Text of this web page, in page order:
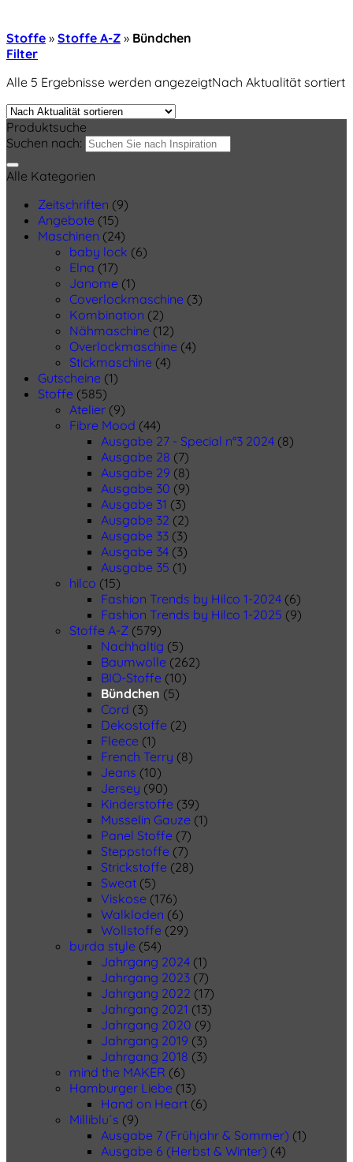
Stoffe » Stoffe A-Z » Bündchen
Filter
Alle 5 Ergebnisse werden angezeigtNach Aktualität sortiert
Produktsuche
Suchen nach:
Alle Kategorien
Zeitschriften (9)
Angebote (15)
Maschinen (24)
baby lock (6)
Elna (17)
Janome (1)
Coverlockmaschine (3)
Kombination (2)
Nähmaschine (12)
Overlockmaschine (4)
Stickmaschine (4)
Gutscheine (1)
Stoffe (585)
Atelier (9)
Fibre Mood (44)
Ausgabe 27 - Special n°3 2024 (8)
Ausgabe 28 (7)
Ausgabe 29 (8)
Ausgabe 30 (9)
Ausgabe 31 (3)
Ausgabe 32 (2)
Ausgabe 33 (3)
Ausgabe 34 (3)
Ausgabe 35 (1)
hilco (15)
Fashion Trends by Hilco 1-2024 (6)
Fashion Trends by Hilco 1-2025 (9)
Stoffe A-Z (579)
Nachhaltig (5)
Baumwolle (262)
BIO-Stoffe (10)
Bündchen (5)
Cord (3)
Dekostoffe (2)
Fleece (1)
French Terry (8)
Jeans (10)
Jersey (90)
Kinderstoffe (39)
Musselin Gauze (1)
Panel Stoffe (7)
Steppstoffe (7)
Strickstoffe (28)
Sweat (5)
Viskose (176)
Walkloden (6)
Wollstoffe (29)
burda style (54)
Jahrgang 2024 (1)
Jahrgang 2023 (7)
Jahrgang 2022 (17)
Jahrgang 2021 (13)
Jahrgang 2020 (9)
Jahrgang 2019 (3)
Jahrgang 2018 (3)
mind the MAKER (6)
Hamburger Liebe (13)
Hand on Heart (6)
Milliblu´s (9)
Ausgabe 7 (Frühjahr & Sommer) (1)
Ausgabe 6 (Herbst & Winter) (4)